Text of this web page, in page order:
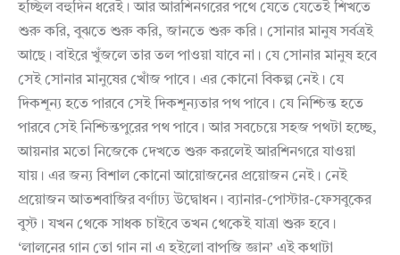
হচ্ছিল বহুদিন ধরেই। আর আরশিনগরের পথে যেতে যেতেই শিখতে
শুরু করি, বুঝতে শুরু করি, জানতে শুরু করি। সোনার মানুষ সর্বত্রই
আছে। বাইরে খুঁজলে তার তল পাওয়া যাবে না। যে সোনার মানুষ হবে
সেই সোনার মানুষের খোঁজ পাবে। এর কোনো বিকল্প নেই। যে
দিকশূন্য হতে পারবে সেই দিকশূন্যতার পথ পাবে। যে নিশ্চিন্ত হতে
পারবে সেই নিশ্চিন্তপুরের পথ পাবে। আর সবচেয়ে সহজ পথটা হচ্ছে,
আয়নার মতো নিজেকে দেখতে শুরু করলেই আরশিনগরে যাওয়া
যায়। এর জন্য বিশাল কোনো আয়োজনের প্রয়োজন নেই। নেই
প্রয়োজন আতশবাজির বর্ণাঢ্য উদ্বোধন। ব্যানার-পোস্টার-ফেসবুকের
বুস্ট। যখন থেকে সাধক চাইবে তখন থেকেই যাত্রা শুরু হবে।
‘লালনের গান তো গান না এ হইলো বাপজি জ্ঞান’ এই কথাটা